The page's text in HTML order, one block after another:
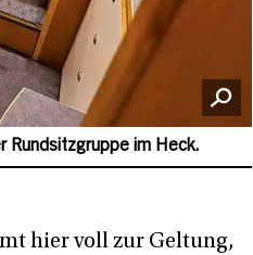
Rundsitzgruppe im Heck.
hier voll zur Geltung,